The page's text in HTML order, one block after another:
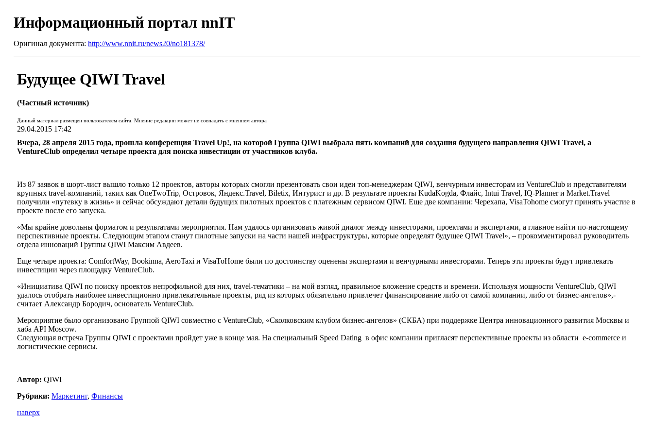
Информационный портал nnIT
Оригинал документа: http://www.nnit.ru/news20/no181378/
Будущее QIWI Travel
(Частный источник)
Данный материал размещен пользователем сайта. Мнение редакции может не совпадать с мнением автора
29.04.2015 17:42
Вчера, 28 апреля 2015 года, прошла конференция Travel Up!, на которой Группа QIWI выбрала пять компаний для создания будущего направления QIWI Travel, а
VentureClub определил четыре проекта для поиска инвестиции от участников клуба.
Из 87 заявок в шорт-лист вышло только 12 проектов, авторы которых смогли презентовать свои идеи топ-менеджерам QIWI, венчурным инвесторам из VentureClub и представителям
крупных travel-компаний, таких как OneTwoTrip, Островок, Яндекс.Travel, Biletix, Интурист и др. В результате проекты KudaKogda, Флайс, Intui Travel, IQ-Planner и Market.Travel
получили «путевку в жизнь» и сейчас обсуждают детали будущих пилотных проектов с платежным сервисом QIWI. Еще две компании: Черехапа, VisaTohome смогут принять участие в
проекте после его запуска.
«Мы крайне довольны форматом и результатами мероприятия. Нам удалось организовать живой диалог между инвесторами, проектами и экспертами, а главное найти по-настоящему
перспективные проекты. Следующим этапом станут пилотные запуски на части нашей инфраструктуры, которые определят будущее QIWI Travel», – прокомментировал руководитель
отдела инноваций Группы QIWI Максим Авдеев.
Еще четыре проекта: ComfortWay, Bookinna, AeroTaxi и VisaToHome были по достоинству оценены экспертами и венчурными инвесторами. Теперь эти проекты будут привлекать
инвестиции через площадку VentureClub.
«Инициатива QIWI по поиску проектов непрофильной для них, travel-тематики – на мой взгляд, правильное вложение средств и времени. Используя мощности VentureClub, QIWI
удалось отобрать наиболее инвестиционно привлекательные проекты, ряд из которых обязательно привлечет финансирование либо от самой компании, либо от бизнес-ангелов»,-
считает Александр Бородич, основатель VentureClub.
Мероприятие было организовано Группой QIWI совместно с VentureClub, «Сколковским клубом бизнес-ангелов» (СКБА) при поддержке Центра инновационного развития Москвы и
хаба API Moscow.
Следующая встреча Группы QIWI с проектами пройдет уже в конце мая. На специальный Speed Dating в офис компании пригласят перспективные проекты из области e-commerce и
логистические сервисы.
Автор: QIWI
Рубрики: Маркетинг, Финансы
наверх